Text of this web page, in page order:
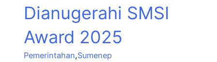
Dianugerahi SMSI
Award 2025
Pemerintahan,Sumenep